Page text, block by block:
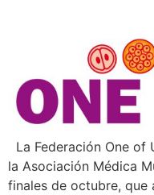
La Federación One of
la Asociación Médica
finales de octubre,